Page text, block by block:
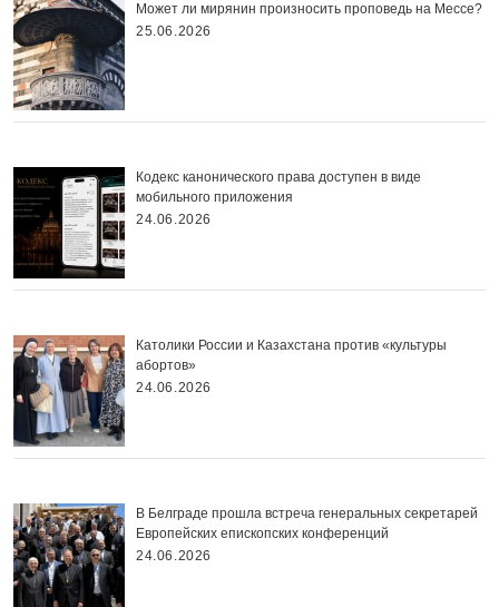
Может ли мирянин произносить проповедь на Мессе?
25.06.2026
Кодекс канонического права доступен в виде
мобильного приложения
24.06.2026
Католики России и Казахстана против «культуры
абортов»
24.06.2026
В Белграде прошла встреча генеральных секретарей
Европейских епископских конференций
24.06.2026